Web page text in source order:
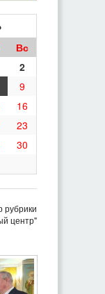
Вс
2
9
16
23
30
рубрики
центр"